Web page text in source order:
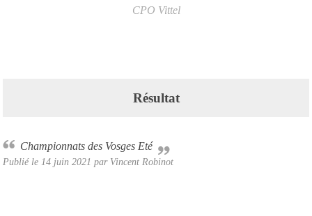
CPO Vittel
Résultat
Championnats des Vosges Eté
Publié le 14 juin 2021 par Vincent Robinot